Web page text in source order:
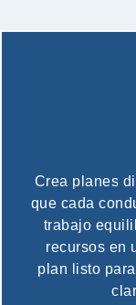
Crea planes
que cada
trabajo
recursos en
plan listo